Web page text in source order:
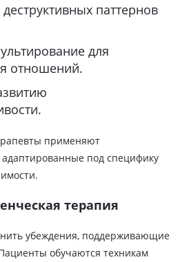
паттернов
для
отношений.
применяют
адаптированные под специфику
терапия
убеждения, поддерживающие
обучаются техникам